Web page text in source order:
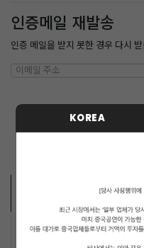
KOREA
인증메일 재발송
인증 메일을 받지 못한 경우 다시
MUSICIANS